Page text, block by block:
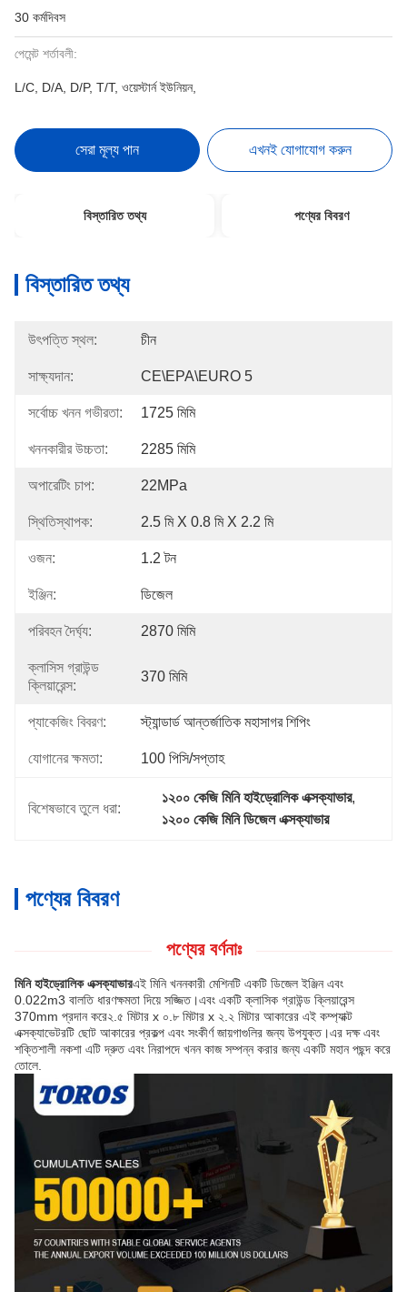
30 কর্মদিবস
পেমেন্ট শর্তাবলী:
L/C, D/A, D/P, T/T, ওয়েস্টার্ন ইউনিয়ন,
সেরা মূল্য পান এখনই যোগাযোগ করুন
বিস্তারিত তথ্য পণ্যের বিবরণ
বিস্তারিত তথ্য
উৎপত্তি স্থল: চীন
সাক্ষ্যদান: CE\EPA\EURO 5
সর্বোচ্চ খনন গভীরতা: 1725 মিমি
খননকারীর উচ্চতা: 2285 মিমি
অপারেটিং চাপ: 22MPa
স্থিতিস্থাপক: 2.5 মি X 0.8 মি X 2.2 মি
ওজন: 1.2 টন
ইঞ্জিন: ডিজেল
পরিবহন দৈর্ঘ্য: 2870 মিমি
ক্লাসিস গ্রাউন্ড
ক্লিয়ারেন্স:
370 মিমি
প্যাকেজিং বিবরণ: স্ট্যান্ডার্ড আন্তর্জাতিক মহাসাগর শিপিং
যোগানের ক্ষমতা: 100 পিসি/সপ্তাহ
বিশেষভাবে তুলে ধরা:
১২০০ কেজি মিনি হাইড্রোলিক এক্সক্যাভার,
১২০০ কেজি মিনি ডিজেল এক্সক্যাভার
পণ্যের বিবরণ
পণ্যের বর্ণনাঃ
মিনি হাইড্রোলিক এক্সক্যাভারএই মিনি খননকারী মেশিনটি একটি ডিজেল ইঞ্জিন এবং
0.022m3 বালতি ধারণক্ষমতা দিয়ে সজ্জিত।এবং একটি ক্লাসিক গ্রাউন্ড ক্লিয়ারেন্স
370mm প্রদান করে২.৫ মিটার x ০.৮ মিটার x ২.২ মিটার আকারের এই কম্প্যাক্ট
এক্সক্যাভেটরটি ছোট আকারের প্রকল্প এবং সংকীর্ণ জায়গাগুলির জন্য উপযুক্ত।এর দক্ষ এবং
শক্তিশালী নকশা এটি দ্রুত এবং নিরাপদে খনন কাজ সম্পন্ন করার জন্য একটি মহান পছন্দ করে
তোলে.